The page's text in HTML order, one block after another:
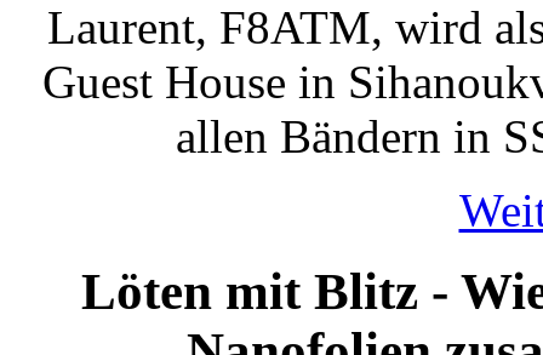
Laurent, F8ATM, wird
Guest House in
allen Bändern in
Löten mit Blitz -